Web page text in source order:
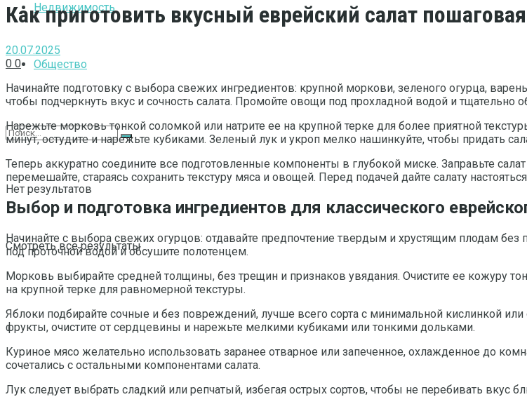
Недвижимость
Общество
Нет результатов
Смотреть все результаты
Как приготовить вкусный еврейский салат
20.07.2025
0 0
Начинайте подготовку с выбора свежих ингредиентов: крупной моркови, зеленого огурца,
чтобы подчеркнуть вкус и сочность салата. Промойте овощи под прохладной водой и тщательно
Нарежьте морковь тонкой соломкой или натрите ее на крупной терке для более приятной
минут, остудите и нарежьте кубиками. Зеленый лук и укроп мелко нашинкуйте, чтобы придать
Теперь аккуратно соедините все подготовленные компоненты в глубокой миске. Заправьте
перемешайте, стараясь сохранить текстуру мяса и овощей. Перед подачей дайте салату
Выбор и подготовка ингредиентов для классического
Начинайте с выбора свежих огурцов: отдавайте предпочтение твердым и хрустящим плодам
под проточной водой и обсушите полотенцем.
Морковь выбирайте средней толщины, без трещин и признаков увядания. Очистите ее кожуру
на крупной терке для равномерной текстуры.
Яблоки подбирайте сочные и без повреждений, лучше всего сорта с минимальной кислинкой
фрукты, очистите от сердцевины и нарежьте мелкими кубиками или тонкими дольками.
Куриное мясо желательно использовать заранее отварное или запеченное, охлажденное до
сочетались с остальными компонентами салата.
Лук следует выбрать сладкий или репчатый, избегая острых сортов, чтобы не перебивать вкус